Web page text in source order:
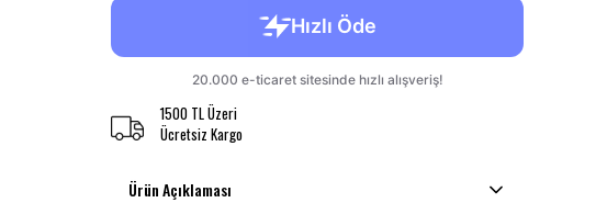
1500 TL Üzeri
Ücretsiz Kargo
Ürün Açıklaması